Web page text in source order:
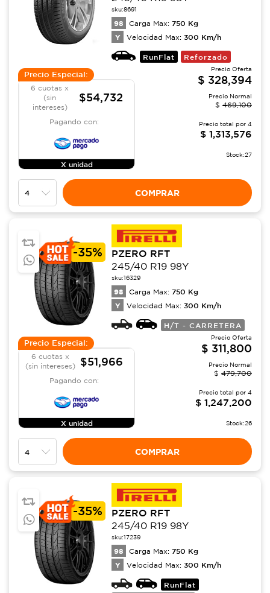
sku:8691
98 Carga Max: 750 Kg
Y Velocidad Max: 300 Km/h
RunFlat Reforzado
Precio Especial:
6 cuotas x
(sin
intereses)
$54,732
Pagando con:
X unidad
Precio Oferta
$ 328,394
Precio Normal
$ 469,100
Precio total por 4
$ 1,313,576
Stock:27
COMPRAR
-35%
PZERO RFT
245/40 R19 98Y
sku:16329
98 Carga Max: 750 Kg
Y Velocidad Max: 300 Km/h
H/T - CARRETERA
Precio Especial:
6 cuotas x
(sin intereses)
$51,966
Pagando con:
X unidad
Precio Oferta
$ 311,800
Precio Normal
$ 479,700
Precio total por 4
$ 1,247,200
Stock:26
COMPRAR
-35%
PZERO RFT
245/40 R19 98Y
sku:17239
98 Carga Max: 750 Kg
Y Velocidad Max: 300 Km/h
RunFlat